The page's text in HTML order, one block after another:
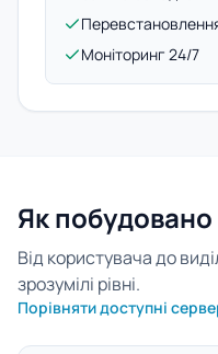
Моніторинг 24/7
Як
Від користувача до
зрозумілі рівні.
Порівняти доступні